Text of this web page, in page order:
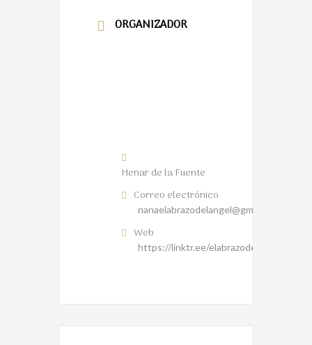
ORGANIZADOR
Henar de la Fuente
Correo electrónico
nanaelabrazodelangel@gmail.com
Web
https://linktr.ee/elabrazodelangel